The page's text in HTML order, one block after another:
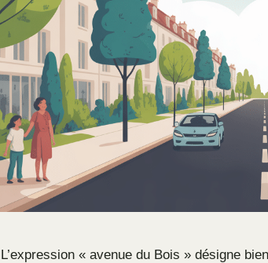
L’expression « avenue du Bois » désigne